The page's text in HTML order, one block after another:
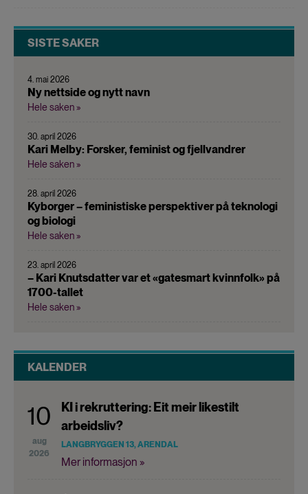
SISTE SAKER
4. mai 2026
Ny nettside og nytt navn
Hele saken »
30. april 2026
Kari Melby: Forsker, feminist og fjellvandrer
Hele saken »
28. april 2026
Kyborger – feministiske perspektiver på teknologi
og biologi
Hele saken »
23. april 2026
– Kari Knutsdatter var et «gatesmart kvinnfolk» på
1700-tallet
Hele saken »
KALENDER
10
aug
2026
KI i rekruttering: Eit meir likestilt
arbeidsliv?
LANGBRYGGEN 13, ARENDAL
Mer informasjon »